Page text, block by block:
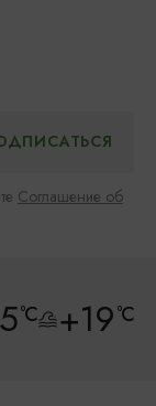
Соглашение об
°C +19°C